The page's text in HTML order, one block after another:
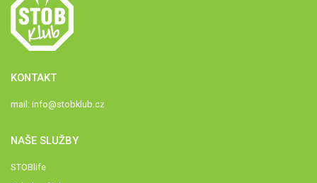
KONTAKT
mail: info@stobklub.cz
NAŠE SLUŽBY
STOBlife